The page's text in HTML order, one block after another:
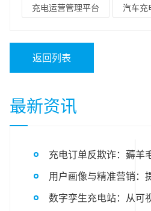
充电运营管理平台 汽车充
返回列表
最新资讯
充电订单反欺诈：薅羊
用户画像与精准营销：
数字孪生充电站：从可